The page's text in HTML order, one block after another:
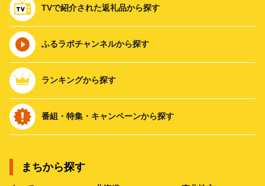
TVで紹介された返礼品から探す
ふるラボチャンネルから探す
ランキングから探す
番組・特集・キャンペーンから探す
まちから探す